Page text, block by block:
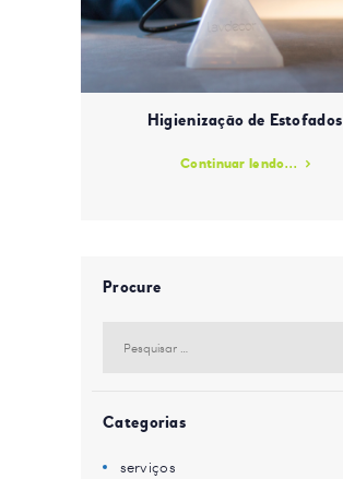
Higienização de Estofados
Continuar lendo...
Procure
por:
Categorias
serviços